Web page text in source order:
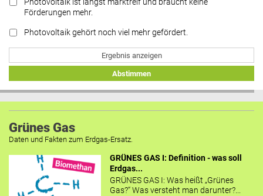
Photovoltaik ist längst marktreif und braucht keine
Förderungen mehr.
Photovoltaik gehört noch viel mehr gefördert.
Ergebnis anzeigen
Abstimmen
Grünes Gas
Daten und Fakten zum Erdgas-Ersatz.
GRÜNES GAS I: Definition - was soll
Erdgas...
GRÜNES GAS I: Was heißt „Grünes
Gas?“ Was versteht man darunter?...